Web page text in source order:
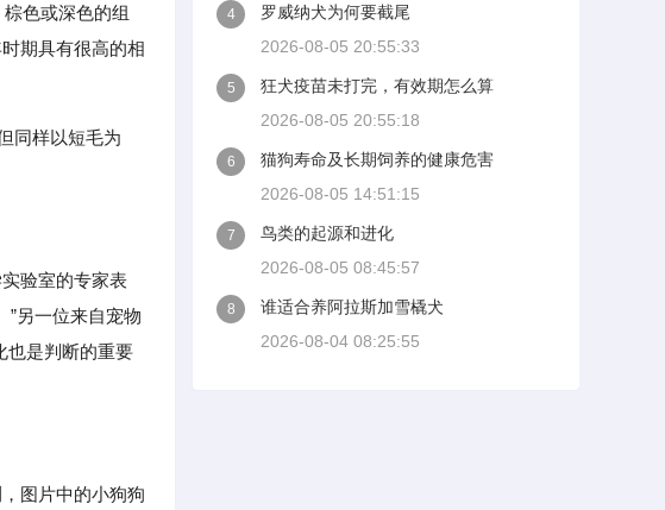
色或深色的组
期具有很高的相
同样以短毛为
验室的专家表
”另一位来自宠物
也是判断的重要
图片中的小狗狗
4
罗威纳犬为何要截尾
2026-08-05 20:55:33
5
狂犬疫苗未打完，有效期怎么算
2026-08-05 20:55:18
6
猫狗寿命及长期饲养的健康危害
2026-08-05 14:51:15
7
鸟类的起源和进化
2026-08-05 08:45:57
8
谁适合养阿拉斯加雪橇犬
2026-08-04 08:25:55